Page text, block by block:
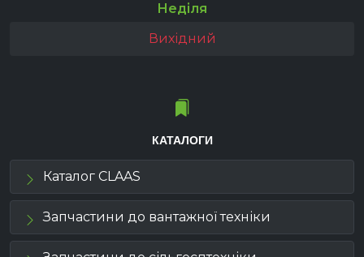
Неділя
Вихідний
КАТАЛОГИ
Каталог CLAAS
Запчастини до вантажної техніки